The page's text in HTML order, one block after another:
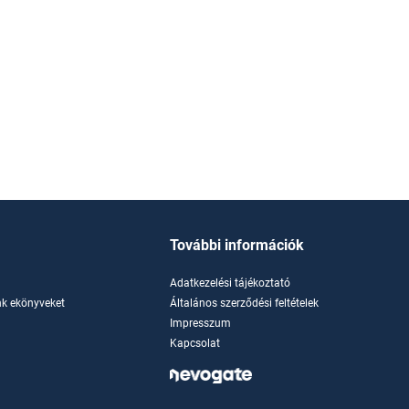
ekönyveket
További információk
Adatkezelési tájékoztató
Általános szerződési feltételek
Impresszum
Kapcsolat